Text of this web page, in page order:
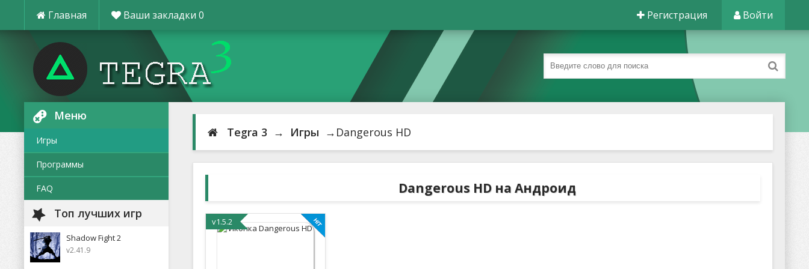
Главная Ваши закладки 0 Регистрация Войти
Меню
Игры
Программы
FAQ
Топ лучших игр
Shadow Fight 2
v2.41.9
Tegra 3 → Игры →Dangerous HD
Dangerous HD на Андроид
v1.5.2